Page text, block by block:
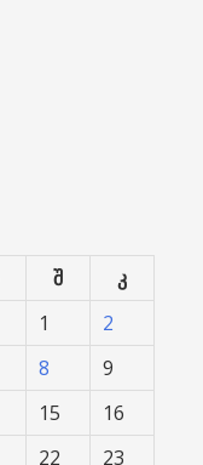
შ
კ
1
2
8
9
15
16
22 23